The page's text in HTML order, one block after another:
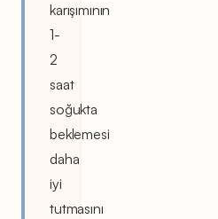
karışımının
1-
2
saat
soğukta
beklemesi
daha
iyi
tutmasını